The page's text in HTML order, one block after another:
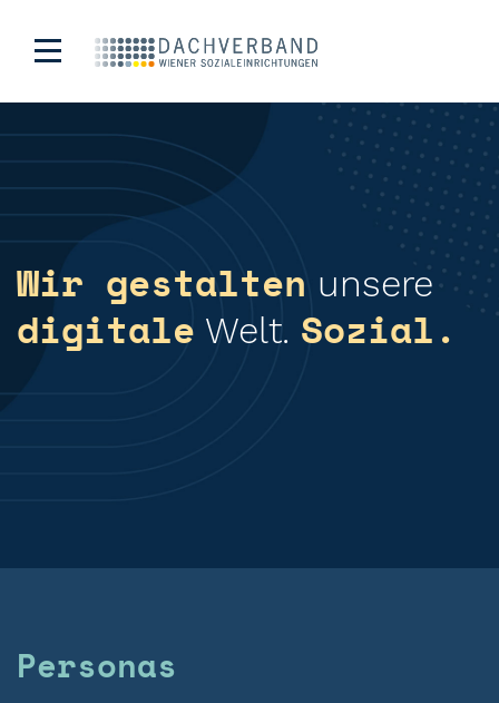
Wir gestalten unsere
digitale Welt. Sozial.
Personas